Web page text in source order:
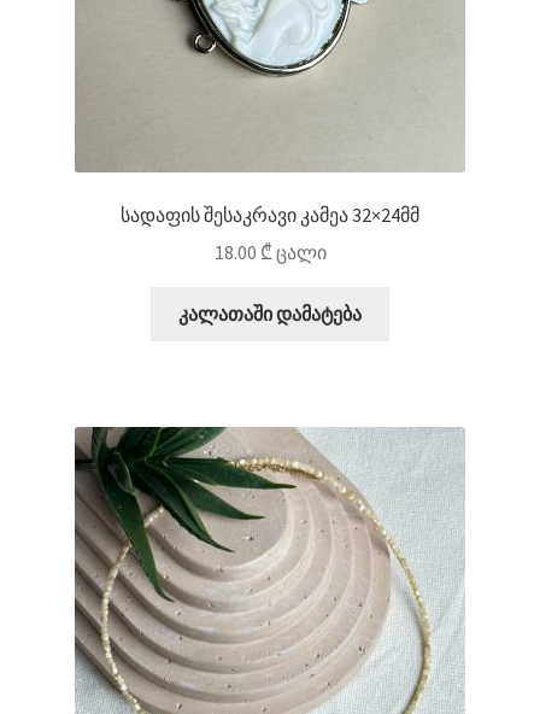
სადაფის შესაკრავი კამეა 32×24მმ
18.00 ₾ ცალი
კალათაში დამატება